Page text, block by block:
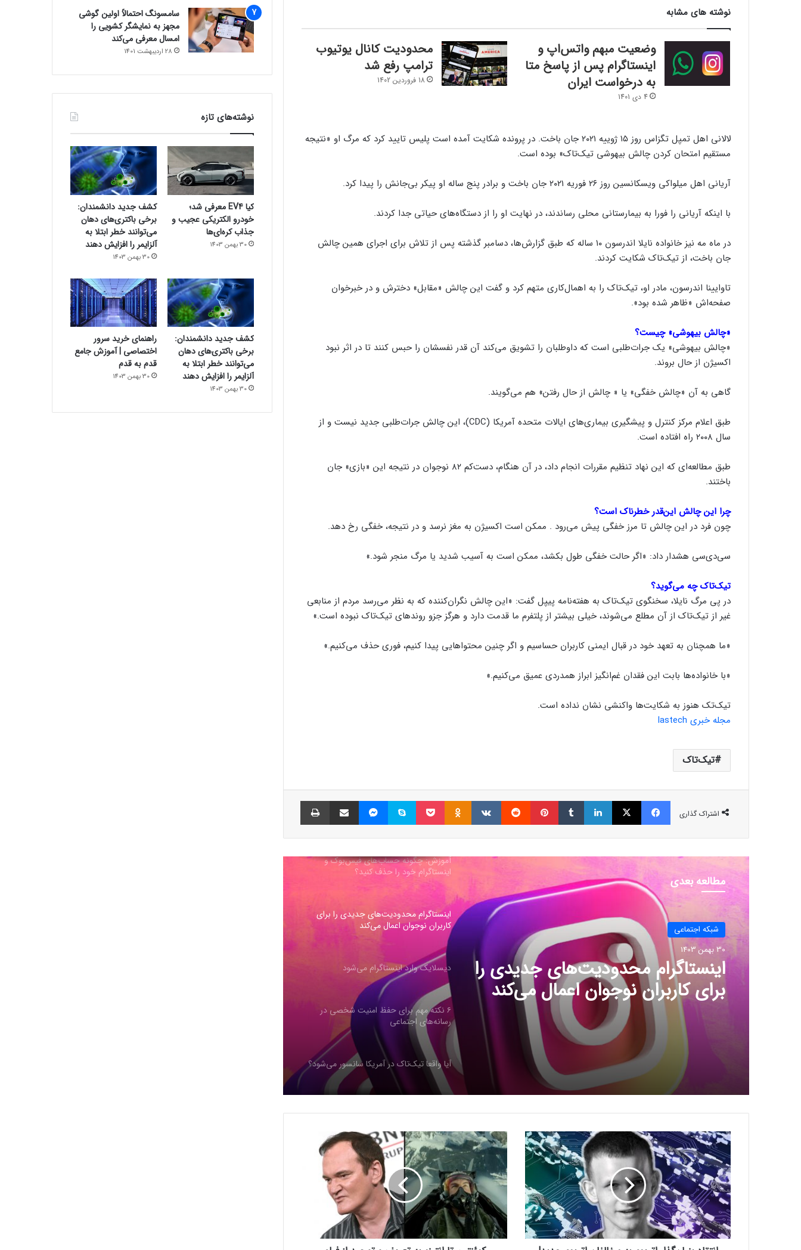
نوشته های مشابه
وضعیت مبهم واتس‌اپ و
اینستاگرام پس از پاسخ متا
به درخواست ایران
4 دی 1401
محدودیت کانال یوتیوب
ترامپ رفع شد
18 فروردین 1402
لالانی اهل تمپل تگزاس روز ۱۵ ژوییه ۲۰۲۱ جان باخت. در پرونده شکایت آمده است پلیس تایید کرد که مرگ او «نتیجه
مستقیم امتحان کردن چالش بیهوشی تیک‌تاک» بوده است.
آریانی اهل میلواکی ویسکانسین روز ۲۶ فوریه ۲۰۲۱ جان باخت و برادر پنج ساله‌ او پیکر بی‌جانش را پیدا کرد.
با اینکه آریانی را فورا به بیمارستانی محلی رساندند، در نهایت او را از دستگاه‌های حیاتی جدا کردند.
در ماه مه نیز خانواده نایلا اندرسون ۱۰ ساله که طبق گزارش‌ها، دسامبر گذشته پس از تلاش برای اجرای همین چالش
جان باخت، از تیک‌تاک شکایت کردند.
تاوایینا اندرسون، مادر او، تیک‌تاک را به اهمال‌کاری متهم کرد و گفت این چالش «مقابل» دخترش و در خبرخوان
صفحه‌اش «ظاهر شده بود».
«چالش بیهوشی» چیست؟
«چالش بیهوشی» یک جرات‌طلبی است که داوطلبان را تشویق می‌کند آن قدر نفسشان را حبس کنند تا در اثر نبود
اکسیژن از حال بروند.
گاهی به آن «چالش خفگی» یا « چالش از حال رفتن» هم می‌گویند.
طبق اعلام مرکز کنترل و پیشگیری بیماری‌های ایالات متحده آمریکا (CDC)، این چالش جرات‌طلبی جدید نیست و از
سال ۲۰۰۸ راه افتاده است.
طبق مطالعه‌ای که این نهاد تنظیم مقررات انجام داد، در آن هنگام، دست‌کم ۸۲ نوجوان در نتیجه این «بازی» جان
باختند.
چرا این چالش این‌قدر خطرناک است؟
چون فرد در این چالش تا مرز خفگی پیش می‌رود . ممکن است اکسیژن به مغز نرسد و در نتیجه، خفگی رخ دهد.
سی‌دی‌سی هشدار داد: «اگر حالت خفگی طول بکشد، ممکن است به آسیب شدید یا مرگ منجر شود.»
تیک‌تاک چه می‌گوید؟
در پی مرگ نایلا، سخنگوی تیک‌تاک به هفته‌نامه پیپل گفت: «این چالش نگران‌کننده که به نظر می‌رسد مردم از منابعی
غیر از تیک‌تاک از آن مطلع می‌شوند، خیلی بیشتر از پلتفرم ما قدمت دارد و هرگز جزو روندهای تیک‌تاک نبوده است.»
«ما همچنان به تعهد خود در قبال ایمنی کاربران حساسیم و اگر چنین محتواهایی پیدا کنیم، فوری حذف می‌کنیم.»
«با خانواده‌ها بابت این فقدان‌‌ غم‌انگیز ابراز همدردی عمیق می‌کنیم.»
تیک‌تک هنوز به شکایت‌ها واکنشی نشان نداده است.
مجله خبری lastech
تیک‌تاک
اشتراک گذاری
فیسبوک ایکس لینکداین تامبلر پینتریست Reddit
VKontakte
Odnoklassniki پاکت اسکایپ مسنجر اشتراک گذاری با ایمیل
مطالعه بعدی
شبكه اجتماعی
30 بهمن 1403
اینستاگرام محدودیت‌های جدیدی را
برای کاربران نوجوان اعمال می‌کند
آیا واقعا تیک‌تاک در آمریکا سانسور می‌شود؟
رقبای جدید تیک‌تاک در Bluesky؛ دنیای
ویدیوهای کوتاه در حال تغییر است
هوش مصنوعی Gemini به‌جای شما
ویدیو‌های یوتیوب را تماشا می‌کند!
آموزش: چگونه حساب‌های فیس‌بوک و
اینستاگرام خود را حذف کنید؟
اینستاگرام محدودیت‌های جدیدی را برای
کاربران نوجوان اعمال می‌کند
دیسلایک وارد اینستاگرام می‌شود
۶ نکته مهم برای حفظ امنیت شخصی در
رسانه‌های اجتماعی
آیا واقعا تیک‌تاک در آمریکا سانسور می‌شود؟
ویدیوهای کوتاه در حال تغییر است
یوتیوب قابلیت “صدای ثابت” را عرضه کرد
آغاز تحقیقات از ایکس به اتهام سوگیری
الگوریتمی
ا
ت
ق
ا
د
ب
ن
ی
ک
و
ن
ت
ن
ت
ا
سامسونگ احتمالاً اولین گوشی
مجهز به نمایشگر کشویی را
امسال معرفی می‌کند
28 اردیبهشت 1401
نوشته‌های تازه
کیا EV4 معرفی شد؛
خودرو الکتریکی عجیب و
جذاب کره‌ای‌ها
30 بهمن 1403
کشف جدید دانشمندان:
برخی باکتری‌های دهان
می‌توانند خطر ابتلا به
آلزایمر را افزایش دهند
30 بهمن 1403
کشف جدید دانشمندان:
برخی باکتری‌های دهان
می‌توانند خطر ابتلا به
آلزایمر را افزایش دهند
30 بهمن 1403
راهنمای خرید سرور
اختصاصی | آموزش جامع
قدم به قدم
30 بهمن 1403